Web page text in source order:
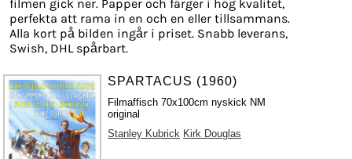
filmen gick ner. Papper och färger i hög kvalitet,
perfekta att rama in en och en eller tillsammans.
Alla kort på bilden ingår i priset. Snabb leverans,
Swish, DHL spårbart.
SPARTACUS (1960)
Filmaffisch 70x100cm nyskick NM
original
Stanley Kubrick Kirk Douglas